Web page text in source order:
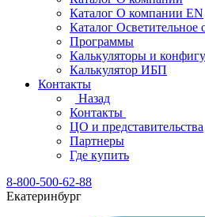
Каталог О компании EN
Каталог Осветительное
Программы
Калькуляторы и
Калькулятор ИБП
Контакты
Назад
Контакты
ЦО и представительства
Партнеры
Где купить
8-800-500-62-88
Екатеринбург